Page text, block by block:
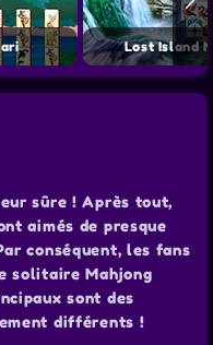
Lost Island
sûre ! Après tout,
aimés de presque
conséquent, les fans
solitaire Mahjong
sont des
différents !